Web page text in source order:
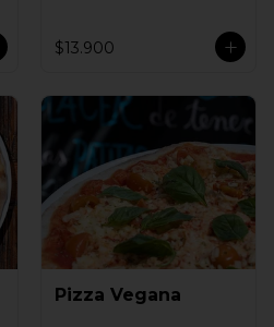
$13.900
Pizza Vegana